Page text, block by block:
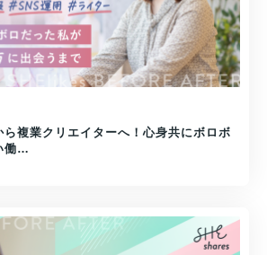
複業クリエイターへ！心身共にボロボ
働…